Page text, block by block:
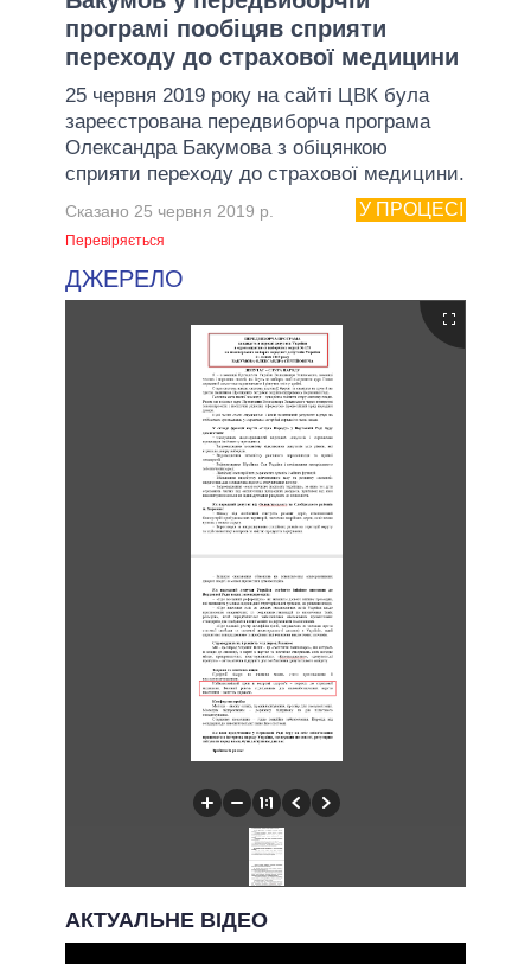
програмі пообіцяв сприяти
переходу до страхової медицини
25 червня 2019 року на сайті ЦВК була
зареєстрована передвиборча програма
Олександра Бакумова з обіцянкою
сприяти переходу до страхової медицини.
У ПРОЦЕСІ
Сказано 25 червня 2019 р.
Перевіряється
ДЖЕРЕЛО
АКТУАЛЬНЕ ВІДЕО